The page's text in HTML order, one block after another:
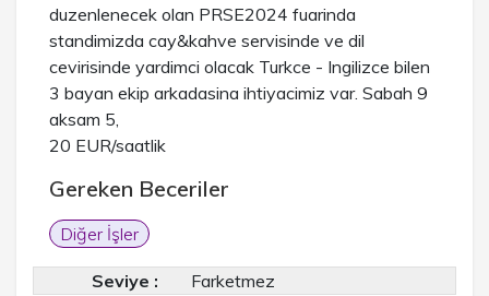
duzenlenecek olan PRSE2024 fuarinda
standimizda cay&kahve servisinde ve dil
cevirisinde yardimci olacak Turkce - Ingilizce bilen
3 bayan ekip arkadasina ihtiyacimiz var. Sabah 9
aksam 5,
20 EUR/saatlik
Gereken Beceriler
Diğer İşler
Seviye :
Farketmez